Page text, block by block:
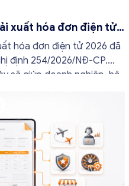
xuất hóa đơn điện tử
hóa đơn điện tử 2026 đã
định 254/2026/NĐ-CP.
sẽ giúp doanh nghiệp, hộ
hoặc áp […]